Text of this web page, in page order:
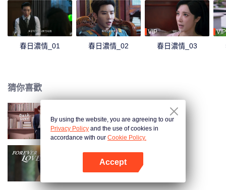
春日濃情_01 春日濃情_02
VIP
春日濃情_03
VIP
猜你喜歡
暮色心跡
盲心千金
By using the website, you are agreeing to our
Privacy Policy and the use of cookies in
accordance with our Cookie Policy.
Accept